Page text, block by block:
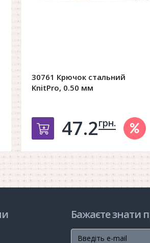
30761 Крючок стальний
KnitPro, 0.50 мм
Добавить в
47.2грн.
Бажаєте знати